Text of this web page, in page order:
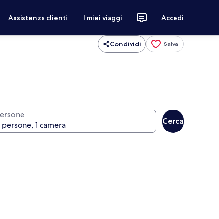
Assistenza clienti I miei viaggi Accedi
Condividi Salva
Cerca